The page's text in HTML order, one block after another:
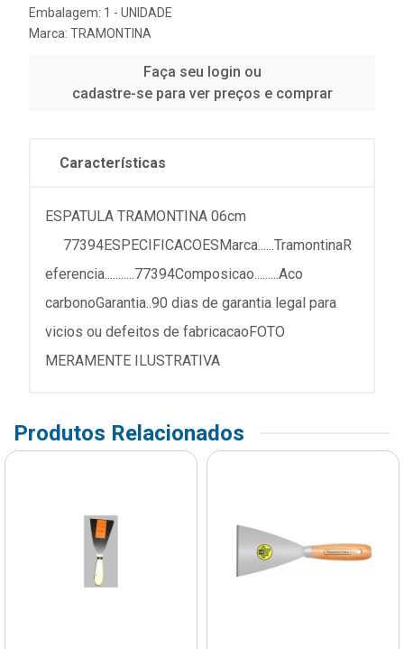
Embalagem: 1 - UNIDADE
Marca: TRAMONTINA
Faça seu login ou
cadastre-se para ver preços e comprar
Características
ESPATULA TRAMONTINA 06cm
77394ESPECIFICACOESMarca......TramontinaR
eferencia...........77394Composicao.........Aco
carbonoGarantia..90 dias de garantia legal para
vicios ou defeitos de fabricacaoFOTO
MERAMENTE ILUSTRATIVA
Produtos Relacionados